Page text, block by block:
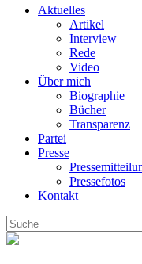
Aktuelles
Artikel
Interview
Rede
Video
Über mich
Biographie
Bücher
Transparenz
Partei
Presse
Pressefotos
Kontakt